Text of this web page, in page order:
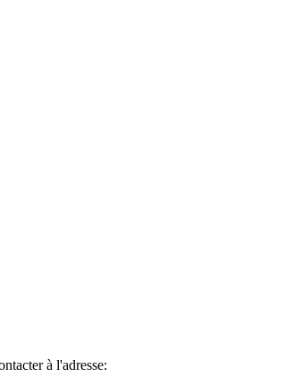
à l'adresse: